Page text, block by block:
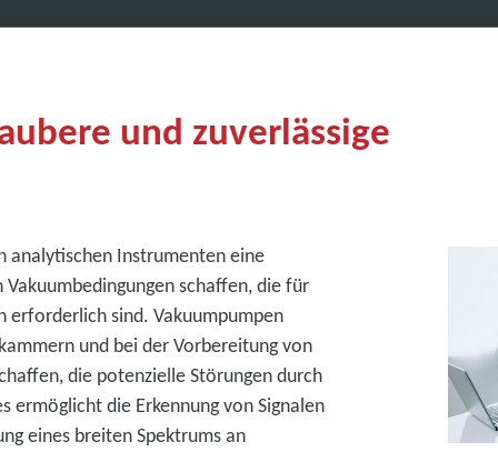
und zuverlässige
analytischen Instrumenten eine
schaffen, die für
erforderlich sind. Vakuumpumpen
und bei der Vorbereitung von
die potenzielle Störungen durch
ermöglicht die Erkennung von Signalen
eines breiten Spektrums an